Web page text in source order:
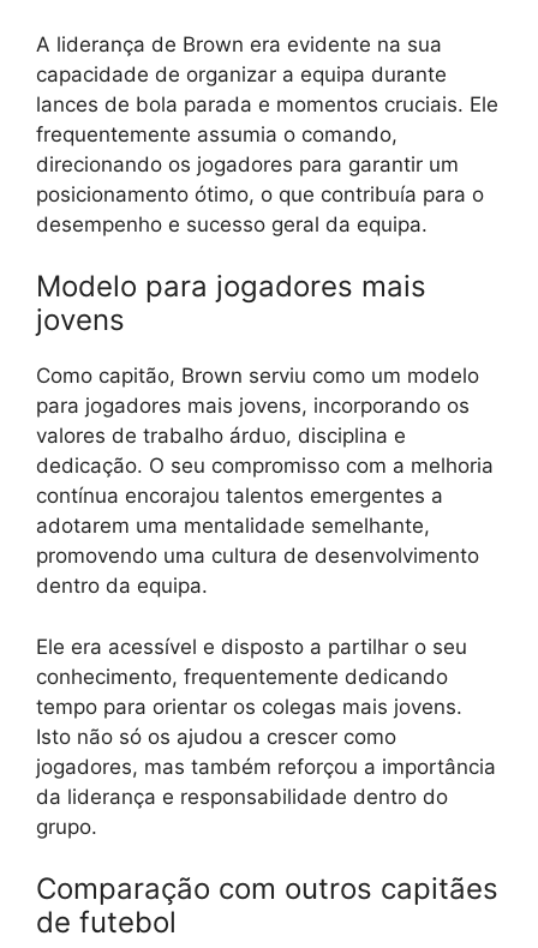
A liderança de Brown era evidente na sua
capacidade de organizar a equipa durante
lances de bola parada e momentos cruciais. Ele
frequentemente assumia o comando,
direcionando os jogadores para garantir um
posicionamento ótimo, o que contribuía para o
desempenho e sucesso geral da equipa.
Modelo para jogadores mais
jovens
Como capitão, Brown serviu como um modelo
para jogadores mais jovens, incorporando os
valores de trabalho árduo, disciplina e
dedicação. O seu compromisso com a melhoria
contínua encorajou talentos emergentes a
adotarem uma mentalidade semelhante,
promovendo uma cultura de desenvolvimento
dentro da equipa.
Ele era acessível e disposto a partilhar o seu
conhecimento, frequentemente dedicando
tempo para orientar os colegas mais jovens.
Isto não só os ajudou a crescer como
jogadores, mas também reforçou a importância
da liderança e responsabilidade dentro do
grupo.
Comparação com outros capitães
de futebol